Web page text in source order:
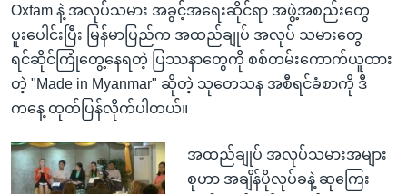
Oxfam နဲ့ အလုပ်သမား အခွင့်အရေးဆိုင်ရာ အဖွဲ့အစည်းတွေ
ပူးပေါင်းပြီး မြန်မာပြည်က အထည်ချုပ် အလုပ် သမားတွေ
ရင်ဆိုင်ကြုံတွေ့နေရတဲ့ ပြဿနာတွေကို စစ်တမ်းကောက်ယူထား
တဲ့ "Made in Myanmar" ဆိုတဲ့ သုတေသန အစီရင်ခံစာကို ဒီ
ကနေ့ ထုတ်ပြန်လိုက်ပါတယ်။
အထည်ချုပ် အလုပ်သမားအများ
စုဟာ အချိန်ပိုလုပ်ခနဲ့ ဆုကြေး